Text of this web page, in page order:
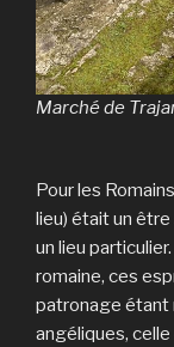
Marché de
Pour les
lieu) était un
un lieu
romaine, ces
patronage étant
angéliques,